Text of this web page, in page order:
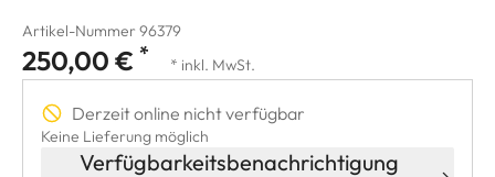
Artikel-Nummer 96379
250,00 € * * inkl. MwSt.
Derzeit online nicht verfügbar
Keine Lieferung möglich
Verfügbarkeitsbenachrichtigung